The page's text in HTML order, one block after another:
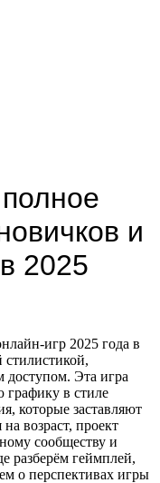
и
2025
игр 2025 года в
стилистикой,
Эта игра
графику в стиле
которые заставляют
возраст, проект
сообществу и
разберём геймплей,
о перспективах игры